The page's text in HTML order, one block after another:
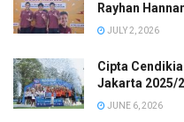
Rayhan
JULY 2, 2026
Cipta
Jakarta 2025/
JUNE 6, 2026